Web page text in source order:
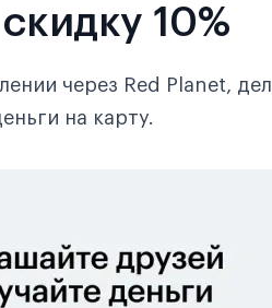
10%
через Red Planet,
на карту.